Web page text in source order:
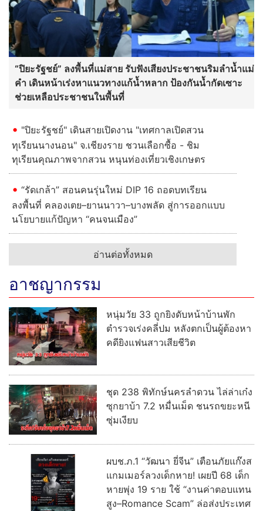
“ปิยะรัฐชย์” ลงพื้นที่แม่สาย รับฟังเสียงประชาชนริมลำน้ำแม่
คำ เดินหน้าเร่งหาแนวทางแก้น้ำหลาก ป้องกันน้ำกัดเซาะ
ช่วยเหลือประชาชนในพื้นที่
"ปิยะรัฐชย์" เดินสายเปิดงาน "เทศกาลเปิดสวน
ทุเรียนนางนอน" จ.เชียงราย ชวนเลือกซื้อ - ชิม
ทุเรียนคุณภาพจากสวน หนุนท่องเที่ยวเชิงเกษตร
“รัดเกล้า” สอนคนรุ่นใหม่ DIP 16 ถอดบทเรียน
ลงพื้นที่ คลองเตย–ยานนาวา–บางพลัด สู่การออกแบบ
นโยบายแก้ปัญหา “คนจนเมือง”
อ่านต่อทั้งหมด
อาชญากรรม
หนุ่มวัย 33 ถูกยิงดับหน้าบ้านพัก
ตำรวจเร่งคลี่ปม หลังตกเป็นผู้ต้องหา
คดียิงแฟนสาวเสียชีวิต
ชุด 238 พิทักษ์นครลำดวน ไล่ล่าเก๋ง
ซุกยาบ้า 7.2 หมื่นเม็ด ชนรถขยะหนี
ซุ่มเงียบ
ผบช.ภ.1 “วัฒนา ยี่จีน” เตือนภัยแก๊งส
แกมเมอร์ลวงเด็กหาย! เผยปี 68 เด็ก
หายพุ่ง 19 ราย ใช้ “งานค่าตอบแทน
สูง–Romance Scam” ล่อส่งประเทศ